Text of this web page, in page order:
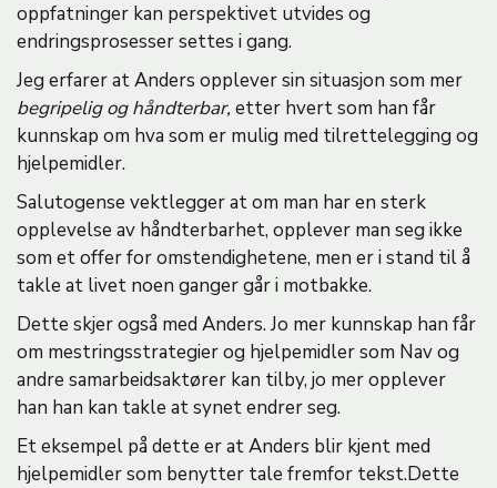
oppfatninger kan perspektivet utvides og
endringsprosesser settes i gang.
Jeg erfarer at Anders opplever sin situasjon som mer
begripelig og håndterbar,etter hvert som han får
kunnskap om hva som er mulig med tilrettelegging og
hjelpemidler.
Salutogense vektlegger at om man har en sterk
opplevelse av håndterbarhet, opplever man seg ikke
som et offer for omstendighetene, men er i stand til å
takle at livet noen ganger går i motbakke.
Dette skjer også med Anders. Jo mer kunnskap han får
om mestringsstrategier og hjelpemidler som Nav og
andre samarbeidsaktører kan tilby, jo mer opplever
han han kan takle at synet endrer seg.
Et eksempel på dette er at Anders blir kjent med
hjelpemidler som benytter tale fremfor tekst.Dette